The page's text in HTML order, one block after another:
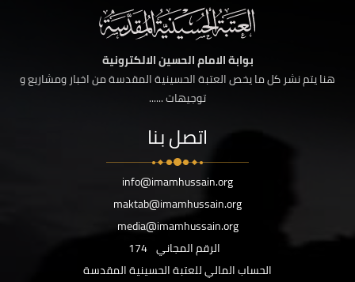
بوابة الامام الحسين الالكترونية
هنا يتم نشر كل ما يخص العتبة الحسينية المقدسة من اخبار ومشاريع و
توجيهات ......
اتصل بنا
info@imamhussain.org
maktab@imamhussain.org
media@imamhussain.org
الرقم المجاني 174
الحساب المالي للعتبة الحسينية المقدسة